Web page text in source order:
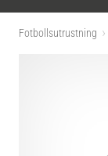
Fotbollsutrustning